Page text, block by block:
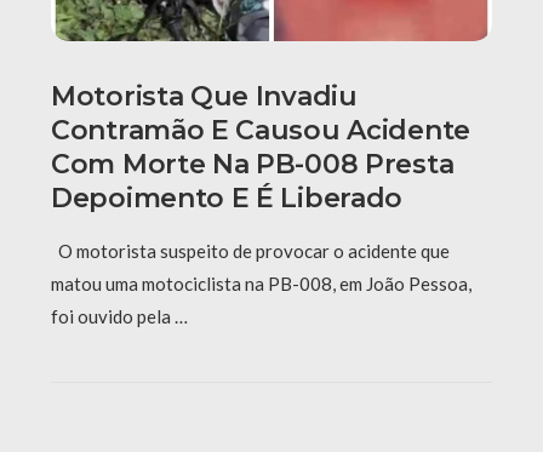
Motorista Que Invadiu
Contramão E Causou Acidente
Com Morte Na PB-008 Presta
Depoimento E É Liberado
O motorista suspeito de provocar o acidente que
matou uma motociclista na PB-008, em João Pessoa,
foi ouvido pela …